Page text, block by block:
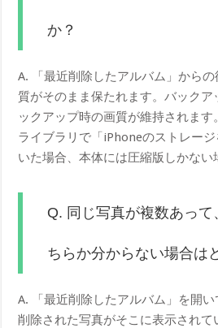
か？
A. 「最近削除したアルバム」から
質がそのまま保たれます。バック
ックアップ時の画質が維持されます
ライブラリで「iPhoneのストレー
いた場合、本体には圧縮版しかない
Q. 同じ写真が複数あっ
ちらか分からない場合は
A. 「最近削除したアルバム」を開い
削除された写真がそこに表示されて